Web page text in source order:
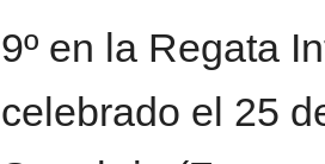
9º en la Regata
celebrado el 25